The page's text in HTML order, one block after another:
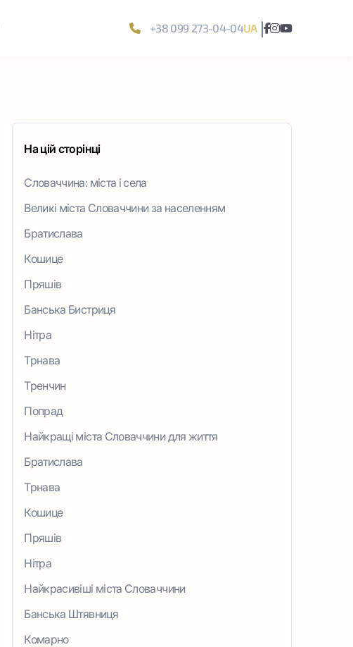
+38 099 273-04-04UA |
На цій сторінці
Словаччина: міста і села
Великі міста Словаччини за населенням
Братислава
Кошице
Пряшів
Банська Бистриця
Нітра
Трнава
Тренчин
Попрад
Найкращі міста Словаччини для життя
Братислава
Трнава
Кошице
Пряшів
Нітра
Найкрасивіші міста Словаччини
Банська Штявниця
Комарно